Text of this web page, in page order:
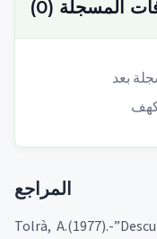
المسجلة (
0
)
المراجع
Tolrà, A.(1977).-